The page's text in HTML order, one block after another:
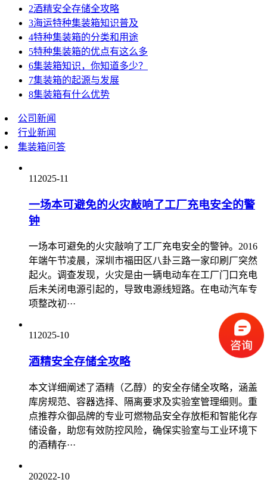
2酒精安全存储全攻略
3海运特种集装箱知识普及
4特种集装箱的分类和用途
5特种集装箱的优点有这么多
6集装箱知识，你知道多少？
7集装箱的起源与发展
8集装箱有什么优势
公司新闻
行业新闻
集装箱问答
11 2025-11
一场本可避免的火灾敲响了工厂充电安全的警
钟
一场本可避免的火灾敲响了工厂充电安全的警钟。2016
年端午节凌晨，深圳市福田区八卦三路一家印刷厂突然
起火。调查发现，火灾是由一辆电动车在工厂门口充电
后未关闭电源引起的，导致电源线短路。在电动汽车专
项整改初···
11 2025-10
酒精安全存储全攻略
本文详细阐述了酒精（乙醇）的安全存储全攻略，涵盖
库房规范、容器选择、隔离要求及实验室管理细则。重
点推荐众御品牌的专业可燃物品安全存放柜和智能化存
储设备，助您有效防控风险，确保实验室与工业环境下
的酒精存···
202022-10